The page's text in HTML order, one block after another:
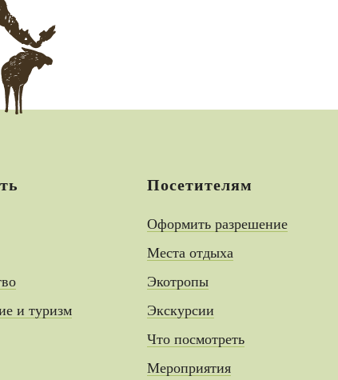
и туризм
Посетителям
Оформить разрешение
Места отдыха
Экотропы
Экскурсии
Что посмотреть
Мероприятия